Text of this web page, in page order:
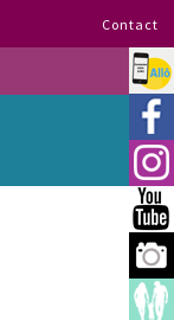
Contact
Allo